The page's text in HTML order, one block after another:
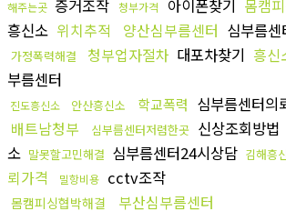
해주는곳 증거조작 청부가격 아이폰찾기 몸캠
흥신소 위치추적 양산심부름센터 심부름
가정폭력해결 청부업자절차 대포차찾기 흥신
부름센터
진도흥신소 안산흥신소 학교폭력 심부름센터의
배트남청부
심부름센터저렴한곳 신상조회방법
소 말못할고민해결 심부름센터24시상담 김해흥
뢰가격
밀항비용 cctv조작
몸캠피싱협박해결
부산심부름센터